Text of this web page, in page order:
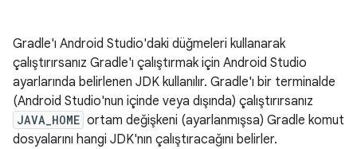
Gradle'ı Android Studio'daki düğmeleri kullanarak
çalıştırırsanız Gradle'ı çalıştırmak için Android Studio
ayarlarında belirlenen JDK kullanılır. Gradle'ı bir terminalde
(Android Studio'nun içinde veya dışında) çalıştırırsanız
JAVA_HOME ortam değişkeni (ayarlanmışsa) Gradle komut
dosyalarını hangi JDK'nın çalıştıracağını belirler.